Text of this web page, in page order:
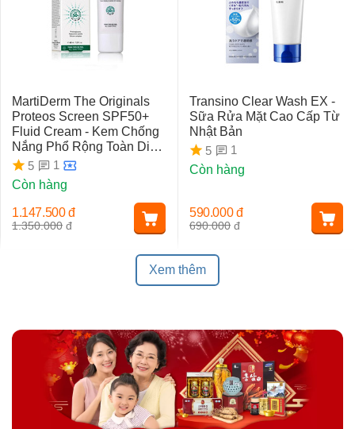
MartiDerm The Originals
Proteos Screen SPF50+
Fluid Cream - Kem Chống
Nắng Phổ Rộng Toàn Diện
Ngừa Lão Hóa, Nám Da
5
1
Còn hàng
1.350.000 đ
1.147.500 đ
Transino Clear Wash EX -
Sữa Rửa Mặt Cao Cấp Từ
Nhật Bản
5
1
Còn hàng
690.000 đ
590.000 đ
Xem thêm